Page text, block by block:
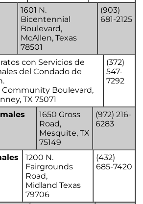
1601 N.
Bicentennial
Boulevard,
McAllen, Texas
78501
(903)
681-2125
con Servicios de
del Condado de
Community Boulevard,
TX 75071
(372)
547-
7292
1650 Gross
Road,
Mesquite, TX
75149
(972) 216-
6283
1200 N.
Fairgrounds
Road,
Midland Texas
79706
(432)
685-7420